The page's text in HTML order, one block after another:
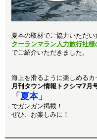
夏本の取材でご協力いただい
クーランマラン人力旅行社
でご紹介いただきました。
海上を滑るように楽しめるカ
月刊タウン情報トクシマ7月
「夏本」
でガンガン掲載！
ぜひ、お楽しみに！